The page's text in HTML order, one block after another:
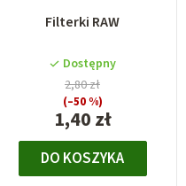
Filterki RAW
Dostępny
1,40 zł
2,80 zł
(–50 %)
DO KOSZYKA